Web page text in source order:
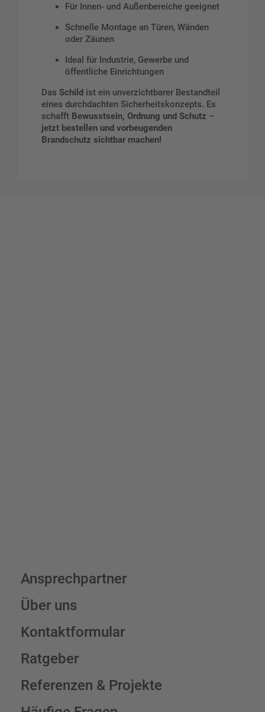
Für Innen- und Außenbereiche geeignet
Schnelle Montage an Türen, Wänden
oder Zäunen
Ideal für Industrie, Gewerbe und
öffentliche Einrichtungen
Das Schild ist ein unverzichtbarer Bestandteil
eines durchdachten Sicherheitskonzepts. Es
schafft Bewusstsein, Ordnung und Schutz –
jetzt bestellen und vorbeugenden
Brandschutz sichtbar machen!
Ansprechpartner
Über uns
Kontaktformular
Ratgeber
Referenzen & Projekte